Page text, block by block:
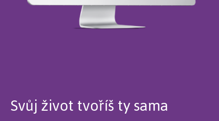
Svůj život tvoříš ty sama